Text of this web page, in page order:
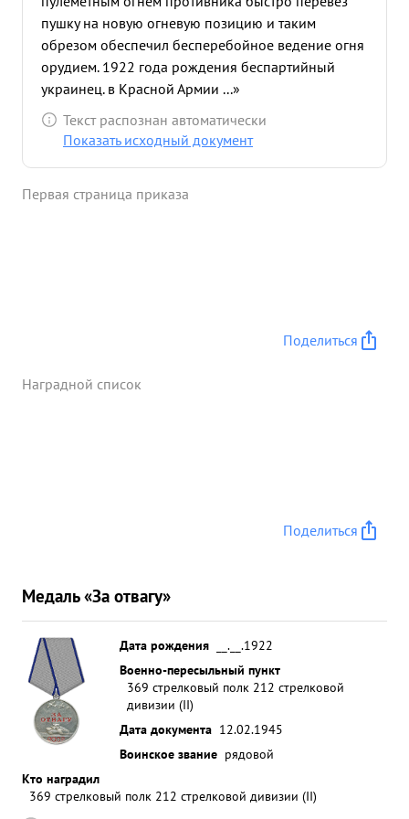
пушку на новую огневую позицию и таким
обрезом обеспечил бесперебойное ведение огня
орудием. 1922 года рождения беспартийный
украинец. в Красной Армии ...»
Текст распознан автоматически
Показать исходный документ
Первая страница приказа
Поделиться
Наградной список
Поделиться
Медаль «За отвагу»
Дата рождения
__.__.1922
Военно-пересыльный пункт
369 стрелковый полк 212 стрелковой
дивизии (II)
Дата документа 12.02.1945
Воинское звание рядовой
Кто наградил
369 стрелковый полк 212 стрелковой дивизии (II)